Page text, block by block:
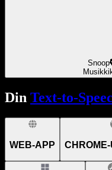
Snoop
Din Text-to-
WEB-APP